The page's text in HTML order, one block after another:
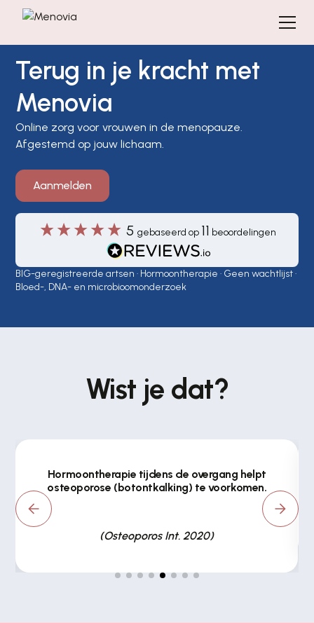
Terug in je kracht met
Menovia
Online zorg voor vrouwen in de menopauze.
Afgestemd op jouw lichaam.
Aanmelden
5 gebaseerd op 11 beoordelingen
BIG-geregistreerde artsen · Hormoontherapie · Geen wachtlijst ·
Bloed-, DNA- en microbioomonderzoek
Wist je dat?
Hormoontherapie tijdens de overgang helpt
osteoporose (botontkalking) te voorkomen.
(Osteoporos Int. 2020)